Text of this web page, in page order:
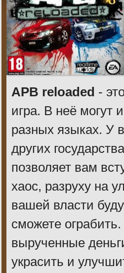
APB reloaded -
игра. В неё могут
разных языках. У
других
позволяет вам
хаос, разруху на
вашей власти
сможете
вырученные
украсить и